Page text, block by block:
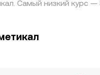
Самый низкий курс